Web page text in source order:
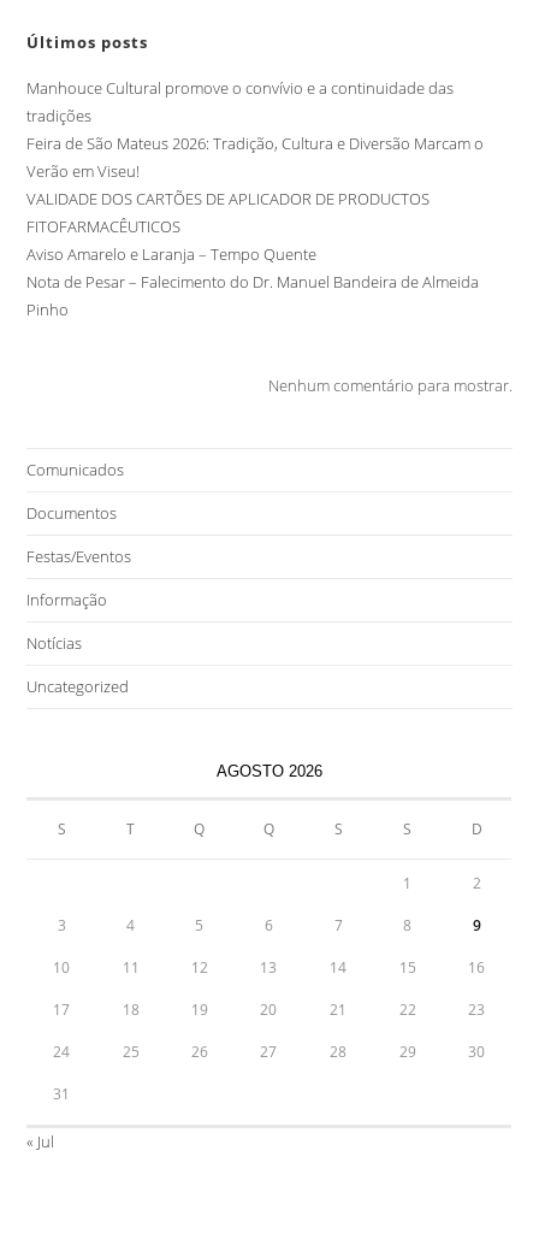
Últimos posts
Manhouce Cultural promove o convívio e a continuidade das
tradições
Feira de São Mateus 2026: Tradição, Cultura e Diversão Marcam o
Verão em Viseu!
VALIDADE DOS CARTÕES DE APLICADOR DE PRODUCTOS
FITOFARMACÊUTICOS
Aviso Amarelo e Laranja – Tempo Quente
Nota de Pesar – Falecimento do Dr. Manuel Bandeira de Almeida
Pinho
Nenhum comentário para mostrar.
Comunicados
Documentos
Festas/Eventos
Informação
Notícias
Uncategorized
AGOSTO 2026
S T Q Q S S D
1 2
3 4 5 6 7 8 9
10 11 12 13 14 15 16
17 18 19 20 21 22 23
24 25 26 27 28 29 30
31
« Jul